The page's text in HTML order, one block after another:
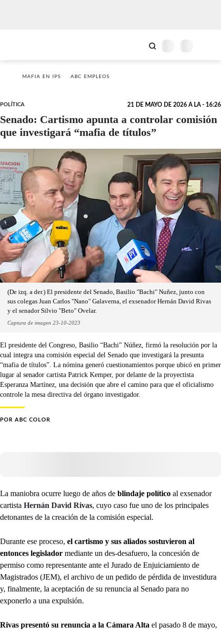
MAFIA EN IPS ABC EMPLEOS
POLÍTICA 21 DE MAYO DE 2026 A LA - 16:26
Senado: Cartismo apunta a controlar comisión
que investigará “mafia de títulos”
(De izq. a der.) El presidente del Senado, Basilio "Bachi" Nuñez, junto con
sus colegas Juan Carlos "Nano" Galaverna, el exsenador Hernán David Rivas
y el senador Silvio "Beto" Ovelar.
Captura de imagen 23-10-2023
El presidente del Congreso, Basilio “Bachi” Núñez, firmó la resolución por la
cual integra una comisión especial del Senado que investigará la presunta
“mafia de títulos”. La nómina generó cuestionamientos porque ubicó en primer
lugar al senador cartista Patrick Kemper, por delante de la proyectista
Esperanza Martínez, una decisión que abre el camino para que el oficialismo
controle la mesa directiva del órgano investigador.
POR ABC COLOR
La maniobra ocurre luego de años de blindaje político al exsenador
cartista Hernán David Rivas, cuyo caso fue uno de los principales
detonantes de la creación de la comisión especial.
Durante ese proceso, el cartismo y sus aliados sostuvieron al
entonces legislador mediante un des-desafuero, la concesión de
permiso como representante ante el Jurado de Enjuiciamiento de
Magistrados (JEM), el archivo de un pedido de pérdida de investidura
y, finalmente, la aceptación de su renuncia al Senado para no
exponerlo a una expulsión.
Rivas presentó su renuncia a la Cámara Alta el pasado 8 de mayo,